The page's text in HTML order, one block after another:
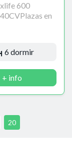
600
en
6 dormir
+ info
20